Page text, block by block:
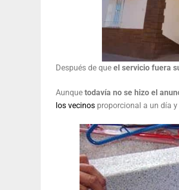
Después de que el servicio fuera
Aunque todavía no se hizo el
los vecinos proporcional a un día